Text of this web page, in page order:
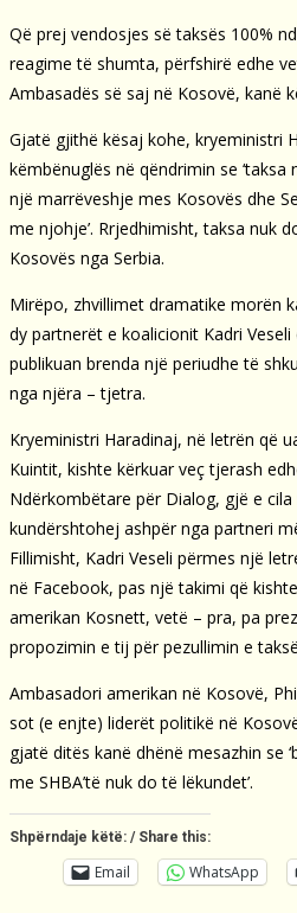
Që prej vendosjes së taksës 100%
reagime të shumta, përfshirë edhe
Ambasadës së saj në Kosovë, kanë
Gjatë gjithë kësaj kohe, kryeministri
këmbënuglës në qëndrimin se
një marrëveshje mes Kosovës dhe
me njohje’. Rrjedhimisht, taksa nuk
Kosovës nga Serbia.
Mirëpo, zhvillimet dramatike morën
dy partnerët e koalicionit Kadri
publikuan brenda një periudhe të
nga njëra – tjetra.
Kryeministri Haradinaj, në letrën që
Kuintit, kishte kërkuar veç tjerash
Ndërkombëtare për Dialog, gjë e
kundërshtohej ashpër nga partneri
Fillimisht, Kadri Veseli përmes një
në Facebook, pas një takimi që
amerikan Kosnett, vetë – pra, pa
propozimin e tij për pezullimin e
Ambasadori amerikan në Kosovë,
sot (e enjte) liderët politikë në
gjatë ditës kanë dhënë mesazhin se
me SHBA’të nuk do të lëkundet’.
Shpërndaje këtë: / Share this:
Email WhatsApp